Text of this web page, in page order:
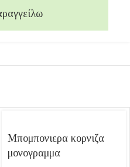
Μπομπονιερα κορνιζα
μονογραμμα